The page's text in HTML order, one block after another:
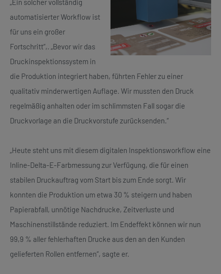
automatisierter Workflow ist
für uns ein großer
Fortschritt“,. „Bevor wir das
Druckinspektionssystem in
die Produktion integriert haben, führten Fehler zu einer
qualitativ minderwertigen Auflage. Wir mussten den Druck
regelmäßig anhalten oder im schlimmsten Fall sogar die
Druckvorlage an die Druckvorstufe zurücksenden.“
„Heute steht uns mit diesem digitalen Inspektionsworkflow eine
Inline-Delta-E-Farbmessung zur Verfügung, die für einen
stabilen Druckauftrag vom Start bis zum Ende sorgt. Wir
konnten die Produktion um etwa 30 % steigern und haben
Papierabfall, unnötige Nachdrucke, Zeitverluste und
Maschinenstillstände reduziert. Im Endeffekt können wir nun
99,9 % aller fehlerhaften Drucke aus den an den Kunden
gelieferten Rollen entfernen“, sagte er.